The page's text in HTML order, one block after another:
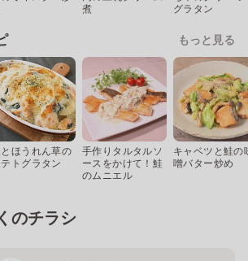
煮
グラタン
もっと見る
ほうれん草の
トグラタン
手作りタルタルソ
ースをかけて！鮭
のムニエル
キャベツと鮭の
噌バター炒め
のチラシ